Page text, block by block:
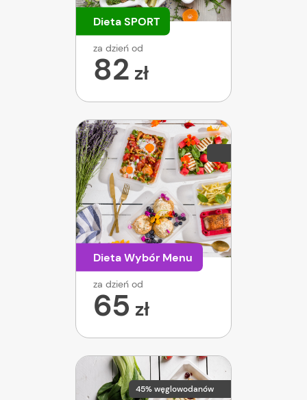
Dieta SPORT
za dzień od
82 zł
Dieta Wybór Menu
za dzień od
65 zł
45% węglowodanów